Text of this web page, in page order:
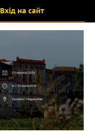
Вхід на сайт